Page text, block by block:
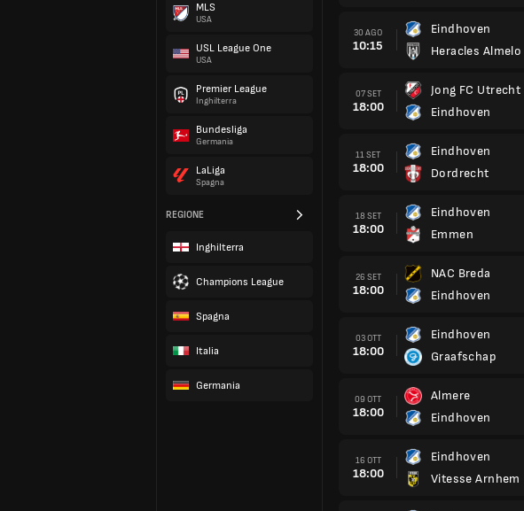
MLS
USA
USL League One
USA
Premier League
Inghilterra
Bundesliga
Germania
LaLiga
Spagna
REGIONE
Inghilterra
Champions League
Spagna
Italia
Germania
30 AGO
10:15
Eindhoven
Heracles Almelo
07 SET
18:00
Jong FC Utrecht
Eindhoven
11 SET
18:00
Eindhoven
Dordrecht
18 SET
18:00
Eindhoven
Emmen
26 SET
18:00
NAC Breda
Eindhoven
03 OTT
18:00
Eindhoven
Graafschap
09 OTT
18:00
Almere
Eindhoven
16 OTT
18:00
Eindhoven
Vitesse Arnhem